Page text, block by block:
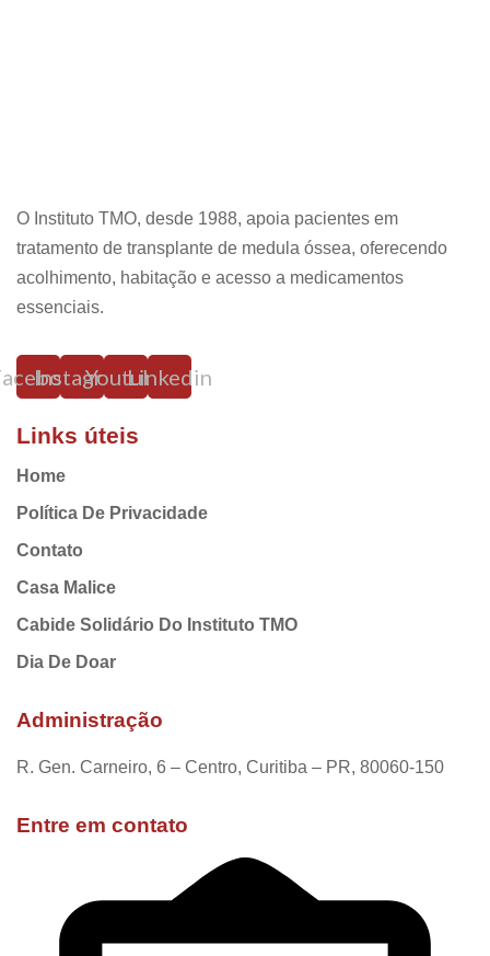
O Instituto TMO, desde 1988, apoia pacientes em
tratamento de transplante de medula óssea, oferecendo
acolhimento, habitação e acesso a medicamentos
essenciais.
Instagram
YoutubeLinkedin
Links úteis
Home
Política De Privacidade
Contato
Casa Malice
Cabide Solidário Do Instituto TMO
Dia De Doar
Administração
R. Gen. Carneiro, 6 – Centro, Curitiba – PR, 80060-150
Entre em contato